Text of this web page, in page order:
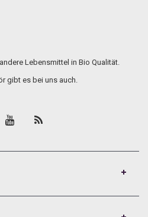
Lebensmittel in Bio Qualität.
gibt es bei uns auch.